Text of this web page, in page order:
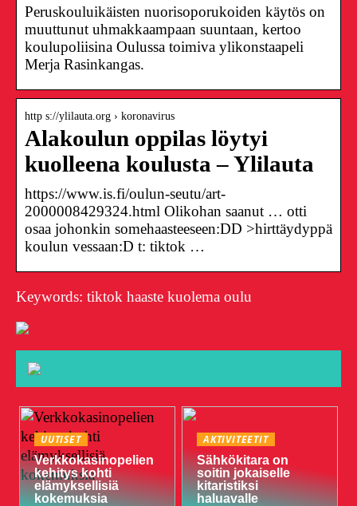
Peruskouluikäisten nuorisoporukoiden käytös on
muuttunut uhmakkaampaan suuntaan, kertoo
koulupoliisina Oulussa toimiva ylikonstaapeli
Merja Rasinkangas.
http s://ylilauta.org › koronavirus
Alakoulun oppilas löytyi
kuolleena koulusta – Ylilauta
https://www.is.fi/oulun-seutu/art-
2000008429324.html Olikohan saanut … otti
osaa johonkin somehaasteeseen:DD >hirttäydyppä
koulun vessaan:D t: tiktok …
Keywords: tiktok haaste kuolema oulu
UUTISET
Verkkokasinopelien
kehitys kohti
elämyksellisiä
kokemuksia
AKTIVITEETIT
Sähkökitara on
soitin jokaiselle
kitaristiksi
haluavalle